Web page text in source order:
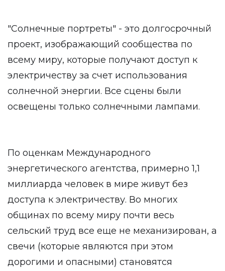
"Солнечные портреты" - это долгосрочный
проект, изображающий сообщества по
всему миру, которые получают доступ к
электричеству за счет использования
солнечной энергии. Все сцены были
освещены только солнечными лампами.
По оценкам Международного
энергетического агентства, примерно 1,1
миллиарда человек в мире живут без
доступа к электричеству. Во многих
общинах по всему миру почти весь
сельский труд все еще не механизирован, а
свечи (которые являются при этом
дорогими и опасными) становятся